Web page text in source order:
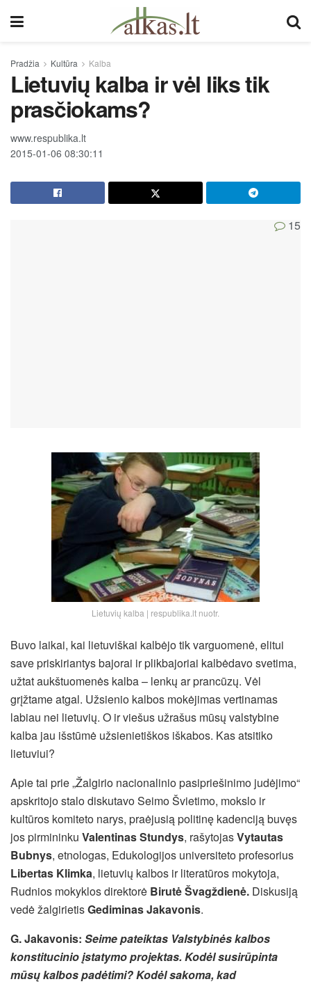
Pradžia Kultūra Kalba
Lietuvių kalba ir vėl liks tik
prasčiokams?
www.respublika.lt
2015-01-06 08:30:11
15
Lietuvių kalba | respublika.lt nuotr.
Buvo laikai, kai lietuviškai kalbėjo tik varguomenė, elitui
save priskiriantys bajorai ir plikbajoriai kalbėdavo svetima,
užtat aukštuomenės kalba – lenkų ar prancūzų. Vėl
grįžtame atgal. Užsienio kalbos mokėjimas vertinamas
labiau nei lietuvių. O ir viešus užrašus mūsų valstybine
kalba jau išstūmė užsienietiškos iškabos. Kas atsitiko
lietuviui?
Apie tai prie „Žalgirio nacionalinio pasipriešinimo judėjimo“
apskritojo stalo diskutavo Seimo Švietimo, mokslo ir
kultūros komiteto narys, praėjusią politinę kadenciją buvęs
jos pirmininku Valentinas Stundys, rašytojasVytautas
Bubnys, etnologas, Edukologijos universiteto profesorius
Libertas Klimka, lietuvių kalbos ir literatūros mokytoja,
Rudnios mokyklos direktorė Birutė Švagždienė. Diskusiją
vedė žalgirietisGediminas Jakavonis.
G. Jakavonis: Seime pateiktas Valstybinės kalbos
konstitucinio įstatymo projektas. Kodėl susirūpinta
mūsų kalbos padėtimi? Kodėl sakoma, kad